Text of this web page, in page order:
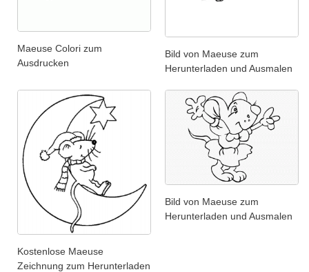
Maeuse Colori zum
Ausdrucken
Bild von Maeuse zum
Herunterladen und Ausmalen
Kostenlose Maeuse
Zeichnung zum Herunterladen
Bild von Maeuse zum
Herunterladen und Ausmalen